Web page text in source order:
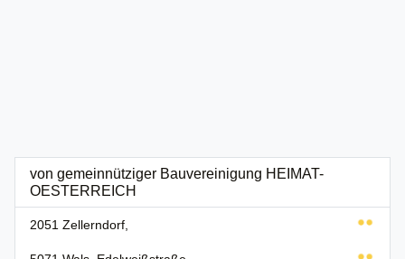
von gemeinnütziger Bauvereinigung HEIMAT-
OESTERREICH
2051 Zellerndorf,